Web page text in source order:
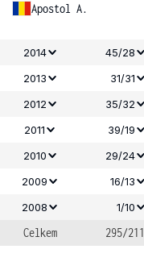
Apostol A.
2014 45/28
2013
31/31
2012
35/32
2011
39/19
2010
29/24
2009
16/13
2008
1/10
Celkem 295/211